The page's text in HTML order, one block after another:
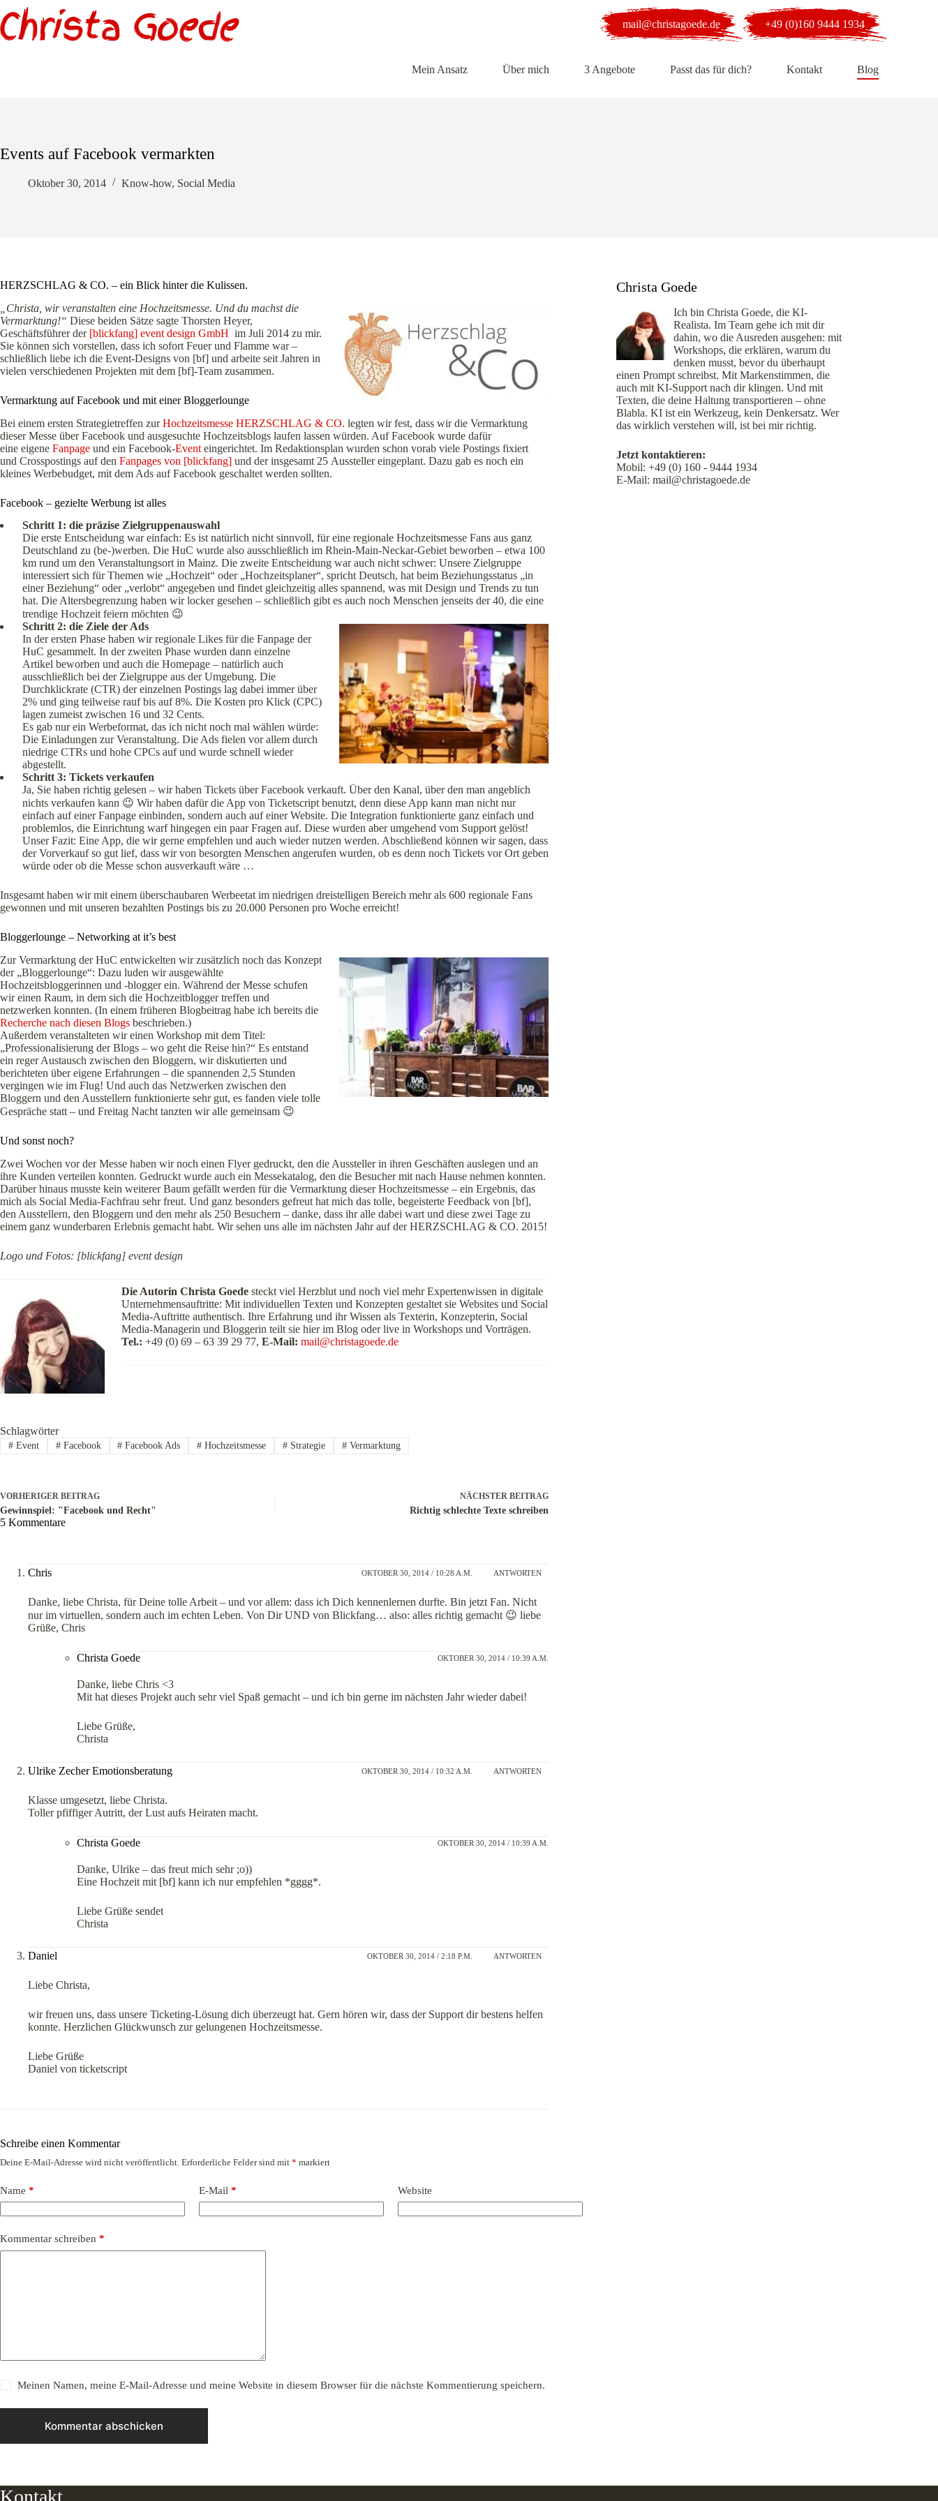
Inhalt
springen
mail@christagoede.de +49 (0)160 9444 1934
Mein Ansatz Über mich 3 Angebote Passt das für dich? Kontakt Blog
Events auf Facebook vermarkten
Oktober 30, 2014 Know-how, Social Media
HERZSCHLAG & CO. – ein Blick hinter die Kulissen.
„Christa, wir veranstalten eine Hochzeitsmesse. Und du machst die
Vermarktung!“ Diese beiden Sätze sagte Thorsten Heyer,
Geschäftsführer der [blickfang] event design GmbH im Juli 2014 zu mir.
Sie können sich vorstellen, dass ich sofort Feuer und Flamme war –
schließlich liebe ich die Event-Designs von [bf] und arbeite seit Jahren in
vielen verschiedenen Projekten mit dem [bf]-Team zusammen.
Vermarktung auf Facebook und mit einer Bloggerlounge
Bei einem ersten Strategietreffen zurHochzeitsmesse HERZSCHLAG & CO. legten wir fest, dass wir die Vermarktung
dieser Messe über Facebook und ausgesuchte Hochzeitsblogs laufen lassen würden. Auf Facebook wurde dafür
eine eigene Fanpage und ein Facebook-Event eingerichtet. Im Redaktionsplan wurden schon vorab viele Postings fixiert
und Crosspostings auf den Fanpages von [blickfang] und der insgesamt 25 Aussteller eingeplant. Dazu gab es noch ein
kleines Werbebudget, mit dem Ads auf Facebook geschaltet werden sollten.
Facebook – gezielte Werbung ist alles
Schritt 1: die präzise Zielgruppenauswahl
Die erste Entscheidung war einfach: Es ist natürlich nicht sinnvoll, für eine regionale Hochzeitsmesse Fans aus ganz
Deutschland zu (be-)werben. Die HuC wurde also ausschließlich im Rhein-Main-Neckar-Gebiet beworben – etwa 100
km rund um den Veranstaltungsort in Mainz. Die zweite Entscheidung war auch nicht schwer: Unsere Zielgruppe
interessiert sich für Themen wie „Hochzeit“ oder „Hochzeitsplaner“, spricht Deutsch, hat beim Beziehungsstatus „in
einer Beziehung“ oder „verlobt“ angegeben und findet gleichzeitig alles spannend, was mit Design und Trends zu tun
hat. Die Altersbegrenzung haben wir locker gesehen – schließlich gibt es auch noch Menschen jenseits der 40, die eine
trendige Hochzeit feiern möchten 😉
Schritt 2: die Ziele der Ads
In der ersten Phase haben wir regionale Likes für die Fanpage der
HuC gesammelt. In der zweiten Phase wurden dann einzelne
Artikel beworben und auch die Homepage – natürlich auch
ausschließlich bei der Zielgruppe aus der Umgebung. Die
Durchklickrate (CTR) der einzelnen Postings lag dabei immer über
2% und ging teilweise rauf bis auf 8%. Die Kosten pro Klick (CPC)
lagen zumeist zwischen 16 und 32 Cents.
Es gab nur ein Werbeformat, das ich nicht noch mal wählen würde:
Die Einladungen zur Veranstaltung. Die Ads fielen vor allem durch
niedrige CTRs und hohe CPCs auf und wurde schnell wieder
abgestellt.
Schritt 3: Tickets verkaufen
Ja, Sie haben richtig gelesen – wir haben Tickets über Facebook verkauft. Über den Kanal, über den man angeblich
nichts verkaufen kann 😉 Wir haben dafür die App von Ticketscript benutzt, denn diese App kann man nicht nur
einfach auf einer Fanpage einbinden, sondern auch auf einer Website. Die Integration funktionierte ganz einfach und
problemlos, die Einrichtung warf hingegen ein paar Fragen auf. Diese wurden aber umgehend vom Support gelöst!
Unser Fazit: Eine App, die wir gerne empfehlen und auch wieder nutzen werden. Abschließend können wir sagen, dass
der Vorverkauf so gut lief, dass wir von besorgten Menschen angerufen wurden, ob es denn noch Tickets vor Ort geben
würde oder ob die Messe schon ausverkauft wäre …
Insgesamt haben wir mit einem überschaubaren Werbeetat im niedrigen dreistelligen Bereich mehr als 600 regionale Fans
gewonnen und mit unseren bezahlten Postings bis zu 20.000 Personen pro Woche erreicht!
Bloggerlounge – Networking at it’s best
Zur Vermarktung der HuC entwickelten wir zusätzlich noch das Konzept
der „Bloggerlounge“: Dazu luden wir ausgewählte
Hochzeitsbloggerinnen und -blogger ein. Während der Messe schufen
wir einen Raum, in dem sich die Hochzeitblogger treffen und
netzwerken konnten. (In einem früheren Blogbeitrag habe ich bereits die
Recherche nach diesen Blogs beschrieben.)
Außerdem veranstalteten wir einen Workshop mit dem Titel:
„Professionalisierung der Blogs – wo geht die Reise hin?“ Es entstand
ein reger Austausch zwischen den Bloggern, wir diskutierten und
berichteten über eigene Erfahrungen – die spannenden 2,5 Stunden
vergingen wie im Flug! Und auch das Netzwerken zwischen den
Bloggern und den Ausstellern funktionierte sehr gut, es fanden viele tolle
Gespräche statt – und Freitag Nacht tanzten wir alle gemeinsam 😉
Und sonst noch?
Zwei Wochen vor der Messe haben wir noch einen Flyer gedruckt, den die Aussteller in ihren Geschäften auslegen und an
ihre Kunden verteilen konnten. Gedruckt wurde auch ein Messekatalog, den die Besucher mit nach Hause nehmen konnten.
Darüber hinaus musste kein weiterer Baum gefällt werden für die Vermarktung dieser Hochzeitsmesse – ein Ergebnis, das
mich als Social Media-Fachfrau sehr freut. Und ganz besonders gefreut hat mich das tolle, begeisterte Feedback von [bf],
den Ausstellern, den Bloggern und den mehr als 250 Besuchern – danke, dass ihr alle dabei wart und diese zwei Tage zu
einem ganz wunderbaren Erlebnis gemacht habt. Wir sehen uns alle im nächsten Jahr auf der HERZSCHLAG & CO. 2015!
Logo und Fotos: [blickfang] event design
Die Autorin Christa Goede steckt viel Herzblut und noch viel mehr Expertenwissen in digitale
Unternehmensauftritte: Mit individuellen Texten und Konzepten gestaltet sie Websites und Social
Media-Auftritte authentisch. Ihre Erfahrung und ihr Wissen als Texterin, Konzepterin, Social
Media-Managerin und Bloggerin teilt sie hier im Blog oder live in Workshops und Vorträgen.
Tel.: +49 (0) 69 – 63 39 29 77, E-Mail: mail@christagoede.de
Schlagwörter
#Event #Facebook # Facebook Ads # Hochzeitsmesse # Strategie #Vermarktung
VORHERIGER BEITRAG
Gewinnspiel: "Facebook und Recht"
NÄCHSTERBEITRAG
Richtig schlechte Texte schreiben
5 Kommentare
Chris OKTOBER 30, 2014 / 10:28 A.M. ANTWORTEN
Danke, liebe Christa, für Deine tolle Arbeit – und vor allem: dass ich Dich kennenlernen durfte. Bin jetzt Fan. Nicht
nur im virtuellen, sondern auch im echten Leben. Von Dir UND von Blickfang… also: alles richtig gemacht 😉 liebe
Grüße, Chris
Christa Goede OKTOBER 30, 2014 / 10:39 A.M.
Danke, liebe Chris <3
Mit hat dieses Projekt auch sehr viel Spaß gemacht – und ich bin gerne im nächsten Jahr wieder dabei!
Liebe Grüße,
Christa
Ulrike Zecher Emotionsberatung OKTOBER 30, 2014 / 10:32 A.M. ANTWORTEN
Klasse umgesetzt, liebe Christa.
Toller pfiffiger Autritt, der Lust aufs Heiraten macht.
Christa Goede OKTOBER 30, 2014 / 10:39 A.M.
Danke, Ulrike – das freut mich sehr ;o))
Eine Hochzeit mit [bf] kann ich nur empfehlen *gggg*.
Liebe Grüße sendet
Christa
Daniel OKTOBER 30, 2014 / 2:18 P.M. ANTWORTEN
Liebe Christa,
wir freuen uns, dass unsere Ticketing-Lösung dich überzeugt hat. Gern hören wir, dass der Support dir bestens helfen
konnte. Herzlichen Glückwunsch zur gelungenen Hochzeitsmesse.
Liebe Grüße
Daniel von ticketscript
Schreibe einen Kommentar
Deine E-Mail-Adresse wird nicht veröffentlicht. Erforderliche Felder sind mit * markiert
Name * E-Mail * Website
Kommentar schreiben *
Meinen Namen, meine E-Mail-Adresse und meine Website in diesem Browser für die nächste Kommentierung speichern.
Kommentar abschicken
Christa Goede
Ich bin Christa Goede, die KI-
Realista. Im Team gehe ich mit dir
dahin, wo die Ausreden ausgehen: mit
Workshops, die erklären, warum du
denken musst, bevor du überhaupt
einen Prompt schreibst. Mit Markenstimmen, die
auch mit KI-Support nach dir klingen. Und mit
Texten, die deine Haltung transportieren – ohne
Blabla. KI ist ein Werkzeug, kein Denkersatz. Wer
das wirklich verstehen will, ist bei mir richtig.
Jetzt kontaktieren:
Mobil:+49 (0) 160 - 9444 1934
E-Mail:mail@christagoede.de
Kontakt